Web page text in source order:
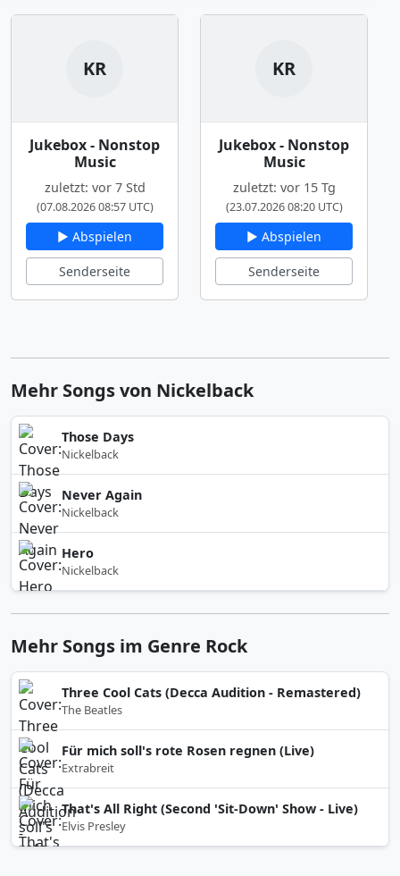
KR
Jukebox - Nonstop
Music
zuletzt: vor 7 Std
(07.08.2026 08:57 UTC)
▶ Abspielen
Senderseite
KR
Jukebox - Nonstop
Music
zuletzt: vor 15 Tg
(23.07.2026 08:20 UTC)
▶ Abspielen
Senderseite
Mehr Songs von Nickelback
Those Days
Nickelback
Never Again
Nickelback
Hero
Nickelback
Mehr Songs im Genre Rock
Three Cool Cats (Decca Audition - Remastered)
The Beatles
Für mich soll's rote Rosen regnen (Live)
Extrabreit
That's All Right (Second 'Sit-Down' Show - Live)
Elvis Presley